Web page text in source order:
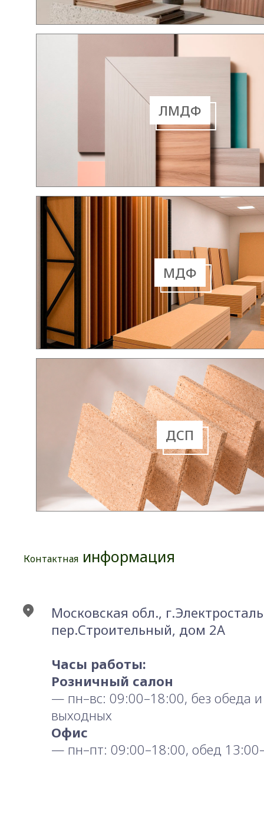
ЛМДФ
МДФ
ДСП
Контактная информация
Московская обл.,
пер.Строительный, дом 2А
Часы работы:
Розничный салон
— пн–вс: 09:00–18:00, без обеда и
выходных
Офис
— пн–пт: 09:00–18:00, обед